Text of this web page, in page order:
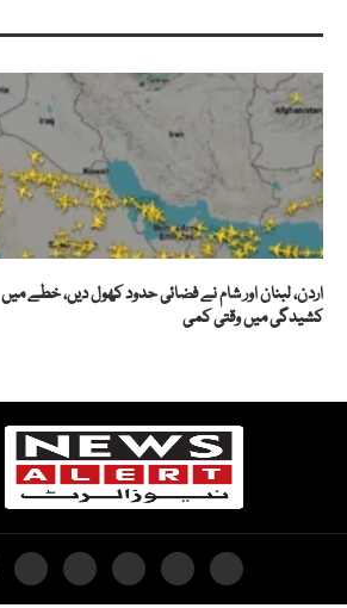
اردن، لبنان اور شام نے فضائی حدود کھول دیں، خطے میں
کشیدگی میں وقتی کمی